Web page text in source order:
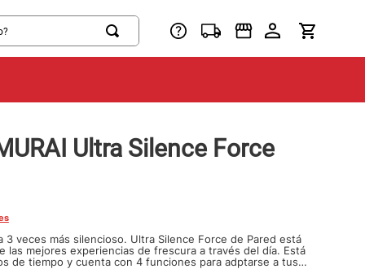
Ultra Silence Force
veces más silencioso. Ultra Silence Force de Pared está
las mejores experiencias de frescura a través del día. Está
de tiempo y cuenta con 4 funciones para adptarse a tus